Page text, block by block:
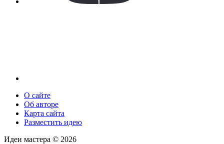
О сайте
Об авторе
Карта сайта
Разместить идею
Идеи мастера © 2026